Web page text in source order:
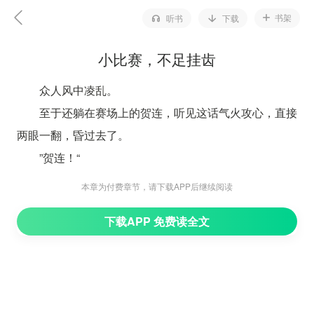
听书 下载 书架
小比赛，不足挂齿
众人风中凌乱。
至于还躺在赛场上的贺连，听见这话气火攻心，直接
两眼一翻，昏过去了。
”贺连！“
夜瑶婷和夏素儿见状，连忙上去搭救。
“师妹，他这伤……不要紧吧？“
本章为付费章节，请下载APP后继续阅读
下载APP 免费读全文